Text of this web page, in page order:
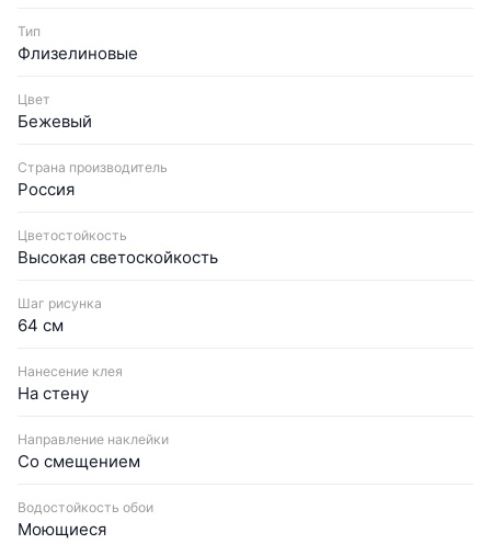
Тип
Флизелиновые
Цвет
Бежевый
Страна производитель
Россия
Цветостойкость
Высокая светоскойкость
Шаг рисунка
64 см
Нанесение клея
На стену
Направление наклейки
Со смещением
Водостойкость обои
Моющиеся